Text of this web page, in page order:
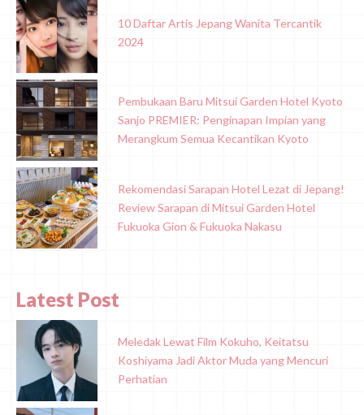
10 Daftar Artis Jepang Wanita Tercantik
2024
Pembukaan Baru Mitsui Garden Hotel Kyoto
Sanjo PREMIER: Penginapan Impian yang
Merangkum Semua Kecantikan Kyoto
Rekomendasi Sarapan Hotel Lezat di Jepang!
Review Sarapan di Mitsui Garden Hotel
Fukuoka Gion & Fukuoka Nakasu
Latest Post
Meledak Lewat Film Kokuho, Keitatsu
Koshiyama Jadi Aktor Muda yang Mencuri
Perhatian